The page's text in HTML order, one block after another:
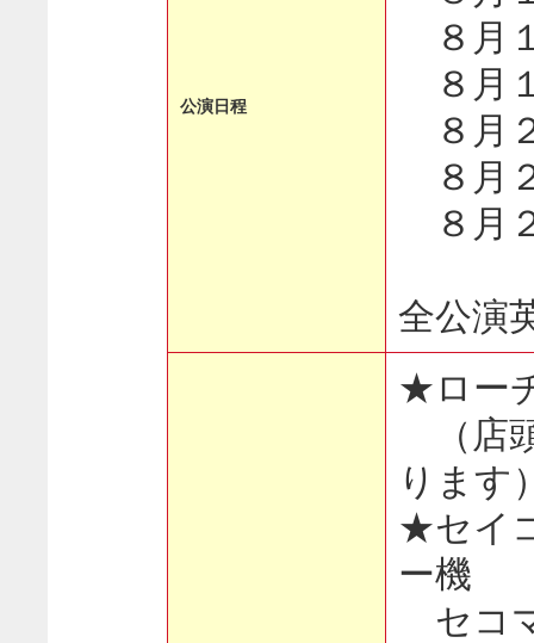
公演日程
８月
８月
８月
８月
８月
全公演
★ロー
（店
ります
★セイ
ー機
セコ